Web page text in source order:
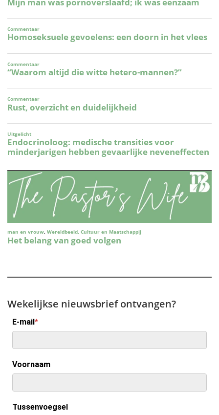
Wekelijkse nieuwsbrief ontvangen?